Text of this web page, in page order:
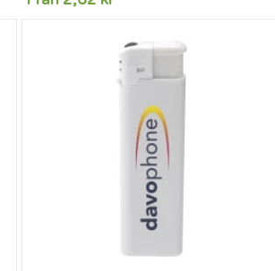
barnlås. TÜV-certifierade.